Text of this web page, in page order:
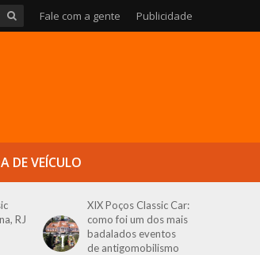
Fale com a gente Publicidade
DE VEÍCULO
RJ
XIX Poços Classic Car:
como foi um dos mais
badalados eventos
de antigomobilismo